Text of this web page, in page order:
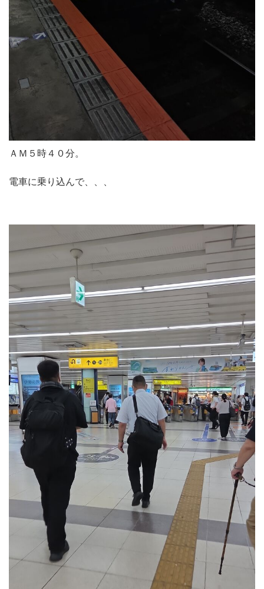
ＡＭ５時４０分。
電車に乗り込んで、、、